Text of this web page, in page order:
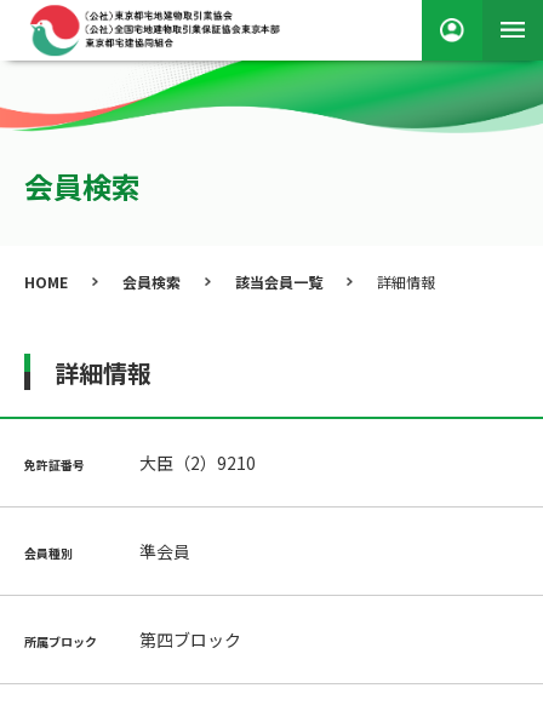
会員検索
HOME 会員検索 該当会員一覧 詳細情報
詳細情報
免許証番号 大臣（2）9210
会員種別 準会員
所属ブロック 第四ブロック